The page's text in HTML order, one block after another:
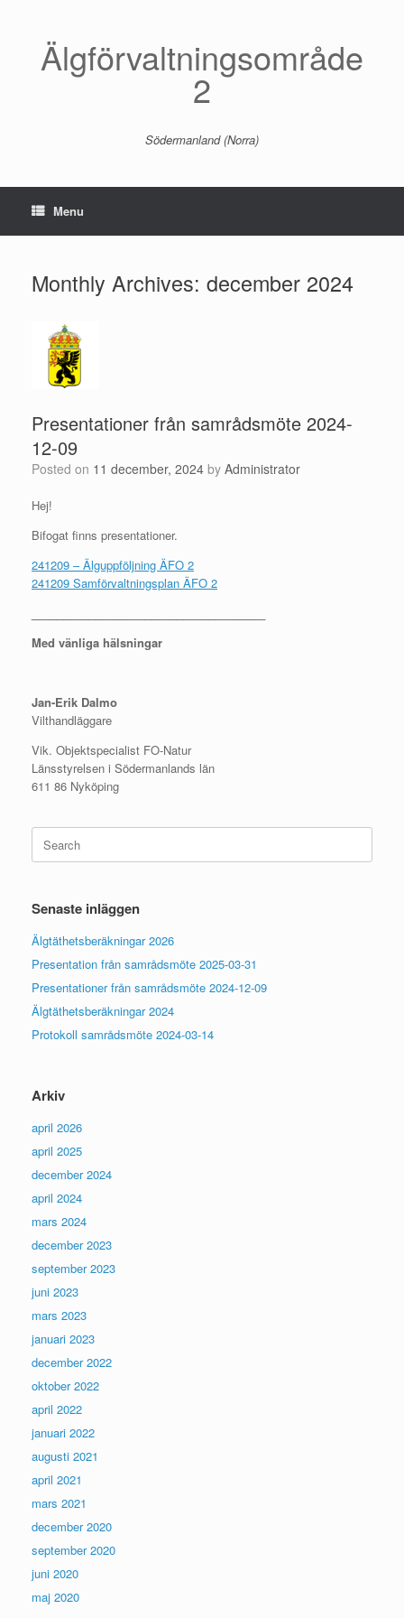
Älgförvaltningsområde
2
Södermanland (Norra)
Menu
Monthly Archives: december 2024
Presentationer från samrådsmöte 2024-
12-09
Posted on 11 december, 2024 by Administrator
Hej!
Bifogat finns presentationer.
241209 – Älguppföljning ÄFO 2
241209 Samförvaltningsplan ÄFO 2
Med vänliga hälsningar
Jan-Erik Dalmo
Vilthandläggare
Vik. Objektspecialist FO-Natur
Länsstyrelsen i Södermanlands län
611 86 Nyköping
Search
for:
Senaste inläggen
Älgtäthetsberäkningar 2026
Presentation från samrådsmöte 2025-03-31
Presentationer från samrådsmöte 2024-12-09
Älgtäthetsberäkningar 2024
Protokoll samrådsmöte 2024-03-14
Arkiv
april 2026
april 2025
december 2024
april 2024
mars 2024
december 2023
september 2023
juni 2023
mars 2023
januari 2023
december 2022
oktober 2022
april 2022
januari 2022
augusti 2021
april 2021
mars 2021
december 2020
september 2020
juni 2020
maj 2020